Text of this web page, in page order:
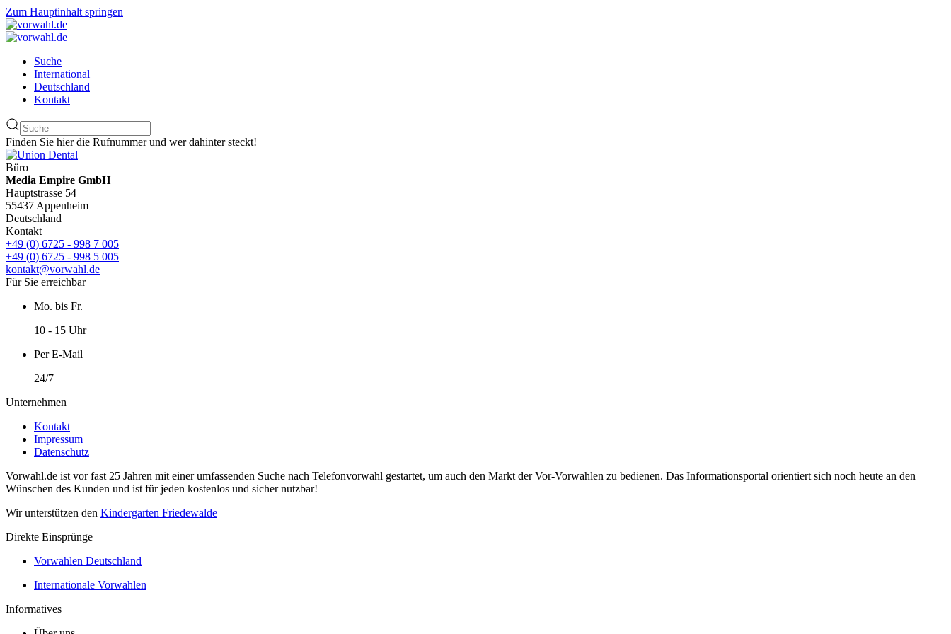
Zum Hauptinhalt springen
Suche
International
Deutschland
Kontakt
Finden Sie hier die Rufnummer und wer dahinter steckt!
Büro
Media Empire GmbH
Hauptstrasse 54
55437 Appenheim
Deutschland
Kontakt
+49 (0) 6725 - 998 7 005
+49 (0) 6725 - 998 5 005
kontakt@vorwahl.de
Für Sie erreichbar
Mo. bis Fr.
10 - 15 Uhr
Per E-Mail
24/7
Unternehmen
Kontakt
Impressum
Datenschutz
Vorwahl.de ist vor fast 25 Jahren mit einer umfassenden Suche nach Telefonvorwahl gestartet, um auch den Markt der Vor-Vorwahlen zu bedienen. Das Informationsportal orientiert sich noch heute an den
Wünschen des Kunden und ist für jeden kostenlos und sicher nutzbar!
Wir unterstützen den Kindergarten Friedewalde
Direkte Einsprünge
Vorwahlen Deutschland
Internationale Vorwahlen
Informatives